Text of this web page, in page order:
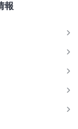
報